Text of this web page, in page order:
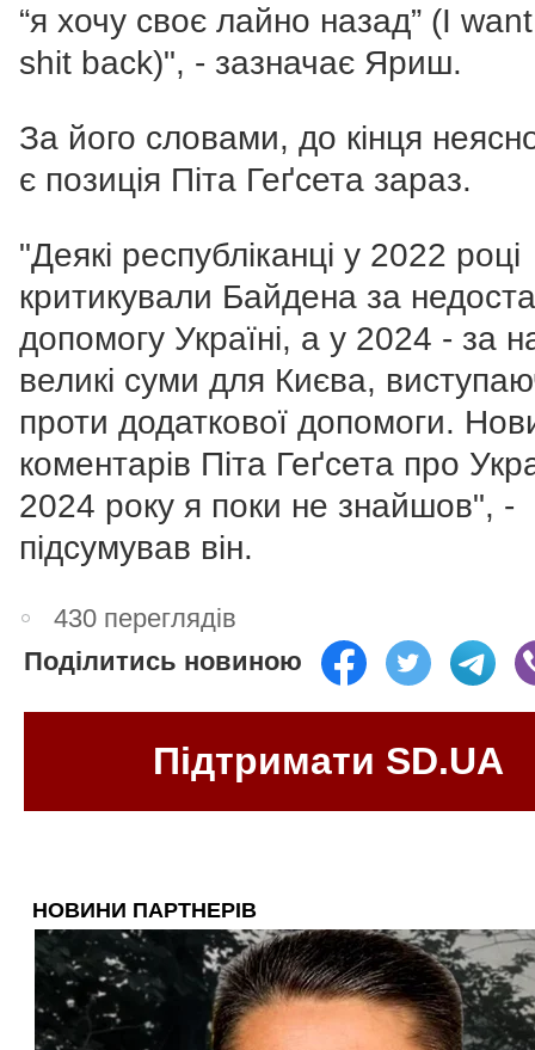
“я хочу своє лайно назад” (I
shit back)", - зазначає Яриш.
За його словами, до кінця
є позиція Піта Геґсета зараз.
"Деякі республіканці у 2022 році
критикували Байдена за
допомогу Україні, а у 2024 - за
великі суми для Києва,
проти додаткової допомоги.
коментарів Піта Геґсета про
2024 року я поки не знайшов", -
підсумував він.
430 переглядів
Поділитись новиною
Підтримати SD.UA